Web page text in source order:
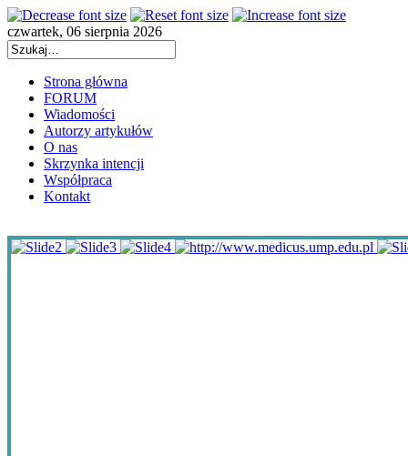
czwartek, 06 sierpnia 2026
Strona główna
FORUM
Wiadomości
Autorzy artykułów
O nas
Skrzynka intencji
Współpraca
Kontakt